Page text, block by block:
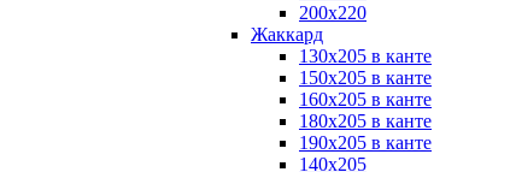
200х220
Жаккард
130х205 в канте
150х205 в канте
160х205 в канте
180х205 в канте
190х205 в канте
140х205